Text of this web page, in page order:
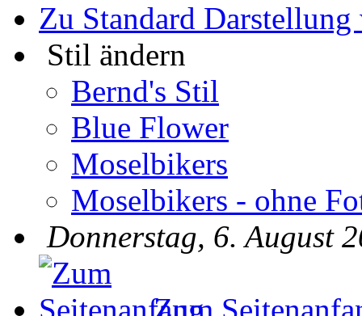
Zu Standard Darstellung
Stil ändern
Bernd's Stil
Blue Flower
Moselbikers
Moselbikers - ohne
Donnerstag, 6. August